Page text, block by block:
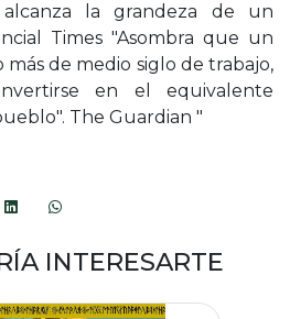
alcanza la grandeza de un
Times "Asombra que un
de medio siglo de trabajo,
en el equivalente
The Guardian "
INTERESARTE